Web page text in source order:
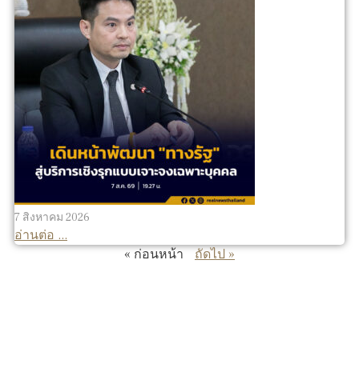
7 สิงหาคม 2026
อ่านต่อ ...
« ก่อนหน้า
ถัดไป »